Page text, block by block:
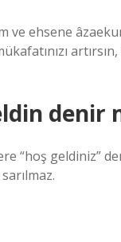
ve ehsene
denir
“hoş geldiniz”